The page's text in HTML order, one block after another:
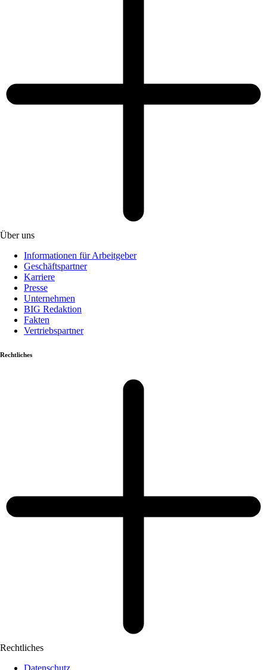
Über uns
Informationen für Arbeitgeber
Geschäftspartner
Karriere
Presse
Unternehmen
BIG Redaktion
Fakten
Vertriebspartner
Rechtliches
Rechtliches
Datenschutz